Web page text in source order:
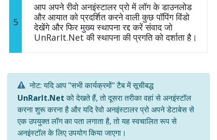
5
आप अपने रीवो अनइंस्टालर प्रो में लॉग के डाउनलोड
और आयात को प्रदर्शित करने वाली कुछ पॉपिंग विंडो
देखेंगे और फिर मुख्य स्थापना रद्द करें संवाद जो
UnRarIt.Net की स्थापना की प्रगति को दर्शाता है।
नोट: यदि आप "सभी कार्यक्रमों" टैब में सूचीबद्ध
UnRarIt.Netको देखते हैं, तो दूसरा तरीका वहां से अनइंस्टॉल
करना शुरू करना है और यदि रेवो अनइंस्टालर प्रो अपने डेटाबेस से
एक उपयुक्त लॉग का पता लगाता है, तो यह स्वचालित रूप से
अनइंस्टॉल के लिए उपयोग किया जाएगा।